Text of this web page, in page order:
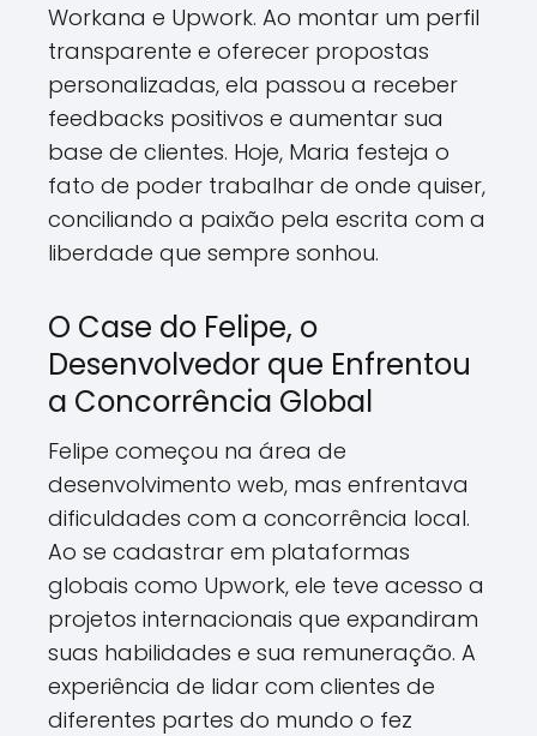
Workana e Upwork. Ao montar um perfil
transparente e oferecer propostas
personalizadas, ela passou a receber
feedbacks positivos e aumentar sua
base de clientes. Hoje, Maria festeja o
fato de poder trabalhar de onde quiser,
conciliando a paixão pela escrita com a
liberdade que sempre sonhou.
O Case do Felipe, o
Desenvolvedor que Enfrentou
a Concorrência Global
Felipe começou na área de
desenvolvimento web, mas enfrentava
dificuldades com a concorrência local.
Ao se cadastrar em plataformas
globais como Upwork, ele teve acesso a
projetos internacionais que expandiram
suas habilidades e sua remuneração. A
experiência de lidar com clientes de
diferentes partes do mundo o fez